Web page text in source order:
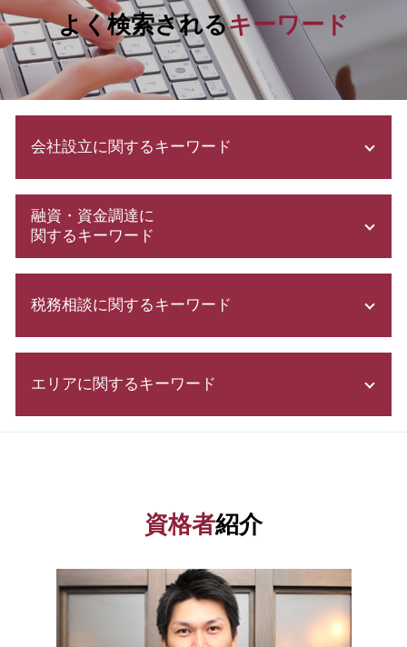
よく検索されるキーワード
会社設立に関するキーワード
会社設立 流れ
株式会社設立 流れ
株式会社 設立 メリット
法人設立 届出書
合同会社 定款
法人成り タイミング
株式会社 設立費用
会社設立 期間
法人化 メリット
合同会社 株式会社 違い
会社設立 税務署
融資・資金調達に
関するキーワード
日本政策金融公庫 とは
創業計画書 書き方
資本金 基準
補助金 申請 代行
スタートアップ 資金調達
事業資金 調達 方法
企業 資金調達
株式会社 資本金
新規開業資金 日本政策金融公庫
税務相談に関するキーワード
ふるさと納税 確定申告
税務代理権限証書 とは
確定申告 時期
電子帳簿保存法 要件
税務調査 反面調査
エリアに関するキーワード
税務相談 群馬県 相談
資金調達 中央区 税理士
資金調達 群馬県 税理士
資金調達 港区 税理士
税務相談 東京都 税理士
資格者紹介